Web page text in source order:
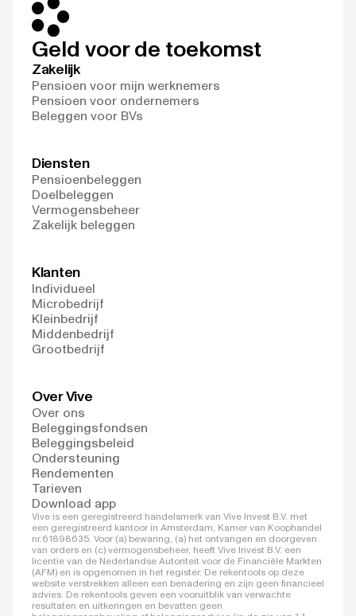
Geld voor de toekomst
Zakelijk
Pensioen voor mijn werknemers
Pensioen voor ondernemers
Beleggen voor BVs
Diensten
Pensioenbeleggen
Doelbeleggen
Vermogensbeheer
Zakelijk beleggen
Klanten
Individueel
Microbedrijf
Kleinbedrijf
Middenbedrijf
Grootbedrijf
Over Vive
Over ons
Beleggingsfondsen
Beleggingsbeleid
Ondersteuning
Rendementen
Tarieven
Download app
Vive is een geregistreerd handelsmerk van Vive Invest B.V. met
een geregistreerd kantoor in Amsterdam, Kamer van Koophandel
nr.61898635. Voor (a) bewaring, (a) het ontvangen en doorgeven
van orders en (c) vermogensbeheer, heeft Vive Invest B.V. een
licentie van de Nederlandse Autoriteit voor de Financiële Markten
(AFM) en is opgenomen in het register. De rekentools op deze
website verstrekken alleen een benadering en zijn geen financieel
advies. De rekentools geven een vooruitblik van verwachte
resultaten en uitkeringen en bevatten geen